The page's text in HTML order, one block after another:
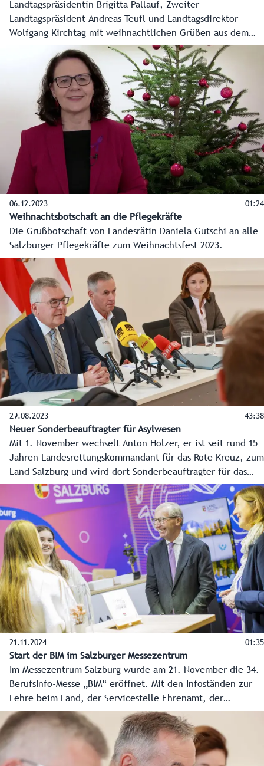
Landtagspräsidentin Brigitta Pallauf, Zweiter
Landtagspräsident Andreas Teufl und Landtagsdirektor
Wolfgang Kirchtag mit weihnachtlichen Grüßen aus dem
Salzburger Landtag. Dort im Chiemseehof schmückt
erstmals ein besonderer Christbaum mit 121 Kugeln den
Landtag - mit den 119 Gemeindewappen sowie dem
Landeswappen und der EU-Fahne.
06.12.2023 01:24
Weihnachtsbotschaft an die Pflegekräfte
Die Grußbotschaft von Landesrätin Daniela Gutschi an alle
Salzburger Pflegekräfte zum Weihnachtsfest 2023.
29.08.2023 43:38
Neuer Sonderbeauftragter für Asylwesen
Mit 1. November wechselt Anton Holzer, er ist seit rund 15
Jahren Landesrettungskommandant für das Rote Kreuz, zum
Land Salzburg und wird dort Sonderbeauftragter für das
Asylwesen. Er soll für das Land Salzburg von den
Quartieren bis hin zur Integration in den Arbeitsmarkt alle
Maßnahmen koordinieren. Mitschnitt der Pressekonferenz
vom 29. August 2023.
21.11.2024 01:35
Start der BIM im Salzburger Messezentrum
Im Messezentrum Salzburg wurde am 21. November die 34.
BerufsInfo-Messe „BIM“ eröffnet. Mit den Infoständen zur
Lehre beim Land, der Servicestelle Ehrenamt, der
Bildungsdirektion sowie den Landwirtschaftlichen
Fachschulen steht auch das Land Salzburg heuer wieder
den Wissbegierigen mit Rat und Tat beiseite.